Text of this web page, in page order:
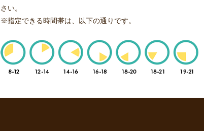
さい。
※指定できる時間帯は、以下の通りです。